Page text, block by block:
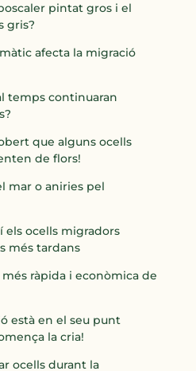
pintat gros i el
gris?
afecta la migració
temps continuaran
que alguns ocells
de flors!
mar o aniries pel
els ocells migradors
més tardans
més ràpida i econòmica de
està en el seu punt
la cria!
ocells durant la